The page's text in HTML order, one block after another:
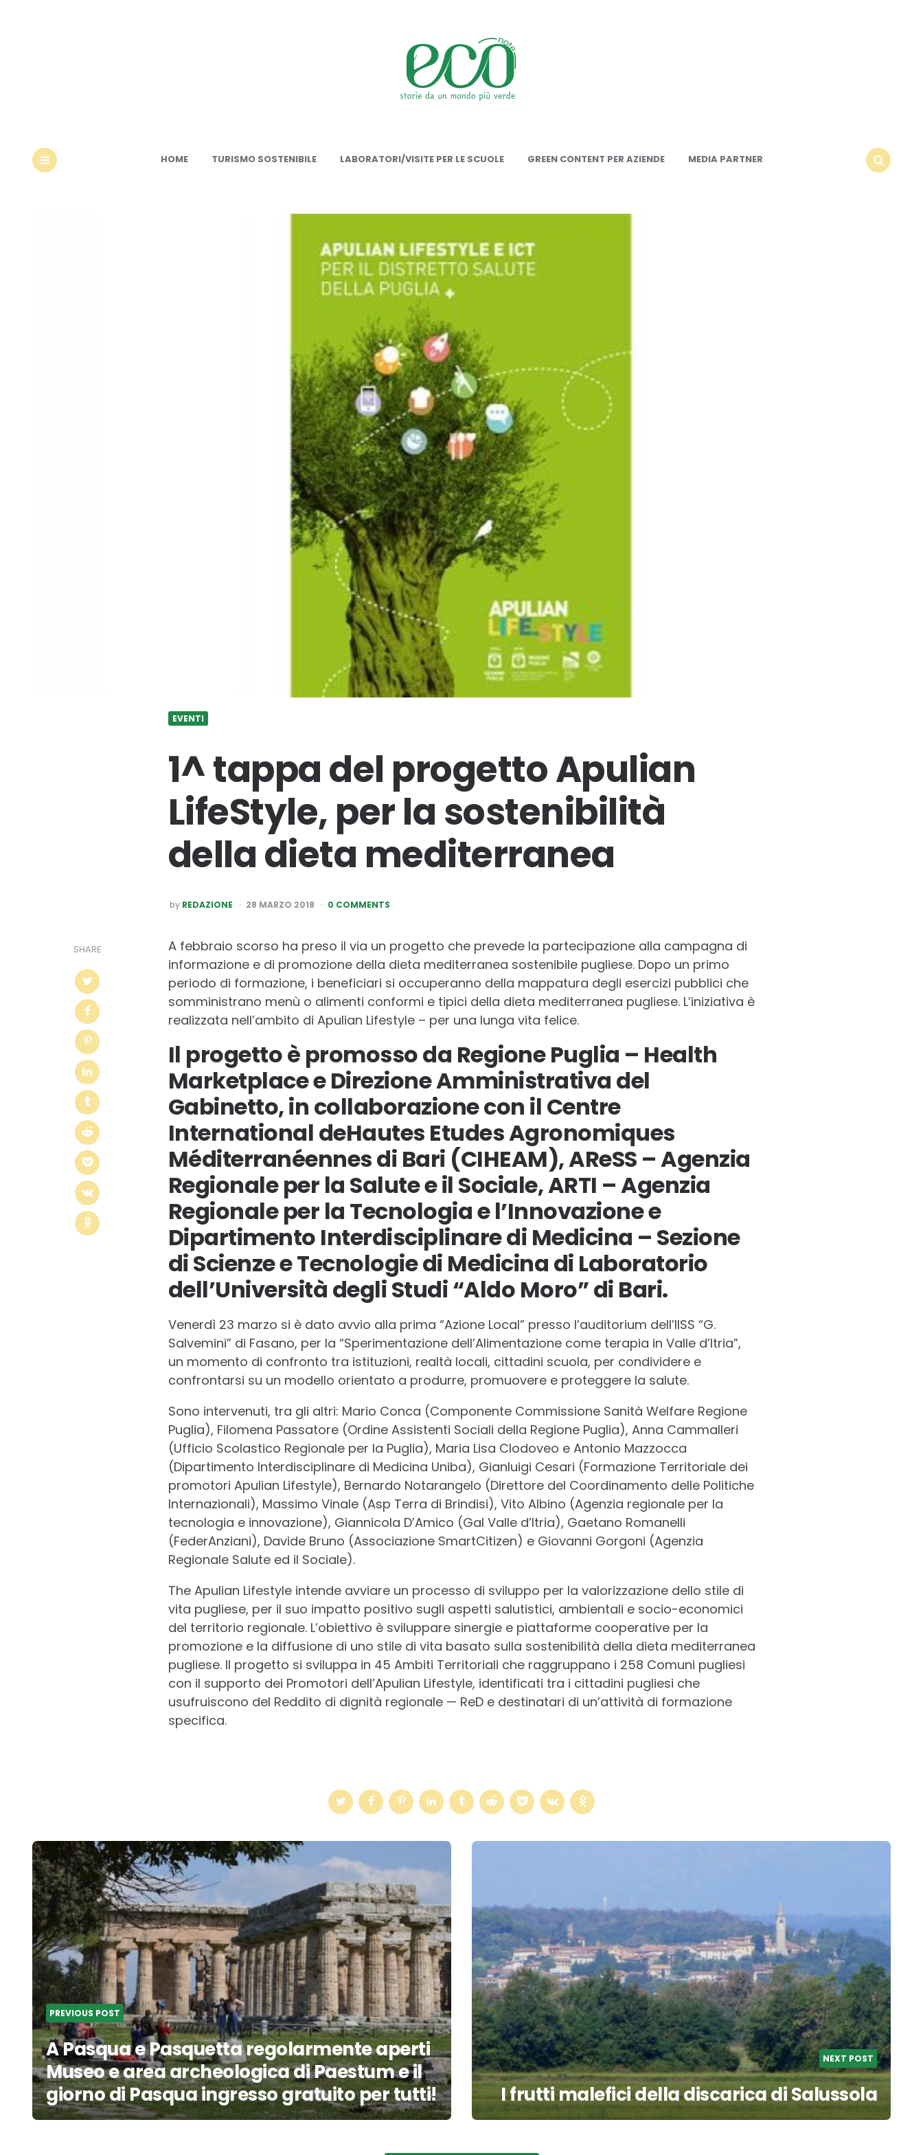
HOME TURISMO SOSTENIBILE LABORATORI/VISITE PER LE SCUOLE GREEN CONTENT PER AZIENDE
MEDIA PARTNER
EVENTI
1^ tappa del progetto Apulian
LifeStyle, per la sostenibilità
della dieta mediterranea
POSTED
BY
by REDAZIONE 28 MARZO 2018 0 COMMENTS
SHARE
A febbraio scorso ha preso il via un progetto che prevede la partecipazione alla campagna di
informazione e di promozione della dieta mediterranea sostenibile pugliese. Dopo un primo
periodo di formazione, i beneficiari si occuperanno della mappatura degli esercizi pubblici che
somministrano menù o alimenti conformi e tipici della dieta mediterranea pugliese. L’iniziativa è
realizzata nell’ambito di Apulian Lifestyle – per una lunga vita felice.
Il progetto è promosso da Regione Puglia – Health
Marketplace e Direzione Amministrativa del
Gabinetto, in collaborazione con il Centre
International deHautes Etudes Agronomiques
Méditerranéennes di Bari (CIHEAM), AReSS – Agenzia
Regionale per la Salute e il Sociale, ARTI – Agenzia
Regionale per la Tecnologia e l’Innovazione e
Dipartimento Interdisciplinare di Medicina – Sezione
di Scienze e Tecnologie di Medicina di Laboratorio
dell’Università degli Studi “Aldo Moro” di Bari.
Venerdì 23 marzo si è dato avvio alla prima “Azione Local” presso l’auditorium dell’IISS “G.
Salvemini” di Fasano, per la “Sperimentazione dell’Alimentazione come terapia in Valle d’Itria”,
un momento di confronto tra istituzioni, realtà locali, cittadini scuola, per condividere e
confrontarsi su un modello orientato a produrre, promuovere e proteggere la salute.
Sono intervenuti, tra gli altri: Mario Conca (Componente Commissione Sanità Welfare Regione
Puglia), Filomena Passatore (Ordine Assistenti Sociali della Regione Puglia), Anna Cammalleri
(Ufficio Scolastico Regionale per la Puglia), Maria Lisa Clodoveo e Antonio Mazzocca
(Dipartimento Interdisciplinare di Medicina Uniba), Gianluigi Cesari (Formazione Territoriale dei
promotori Apulian Lifestyle), Bernardo Notarangelo (Direttore del Coordinamento delle Politiche
Internazionali), Massimo Vinale (Asp Terra di Brindisi), Vito Albino (Agenzia regionale per la
tecnologia e innovazione), Giannicola D’Amico (Gal Valle d’Itria), Gaetano Romanelli
(FederAnziani), Davide Bruno (Associazione SmartCitizen) e Giovanni Gorgoni (Agenzia
Regionale Salute ed il Sociale).
The Apulian Lifestyle intende avviare un processo di sviluppo per la valorizzazione dello stile di
vita pugliese, per il suo impatto positivo sugli aspetti salutistici, ambientali e socio-economici
del territorio regionale. L’obiettivo è sviluppare sinergie e piattaforme cooperative per la
promozione e la diffusione di uno stile di vita basato sulla sostenibilità della dieta mediterranea
pugliese. Il progetto si sviluppa in 45 Ambiti Territoriali che raggruppano i 258 Comuni pugliesi
con il supporto dei Promotori dell’Apulian Lifestyle, identificati tra i cittadini pugliesi che
usufruiscono del Reddito di dignità regionale — ReD e destinatari di un’attività di formazione
specifica.
Post
navigation
PREVIOUS POST
A Pasqua e Pasquetta regolarmente aperti
Museo e area archeologica di Paestum e il
giorno di Pasqua ingresso gratuito per tutti!
NEXT POST
I frutti malefici della discarica di Salussola